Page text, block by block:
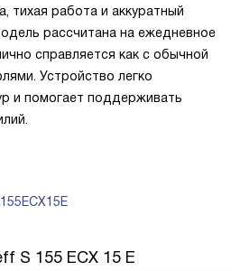
тихая работа и аккуратный
рассчитана на ежедневное
справляется как с обычной
Устройство легко
и помогает поддерживать
S 155 ECX 15 E